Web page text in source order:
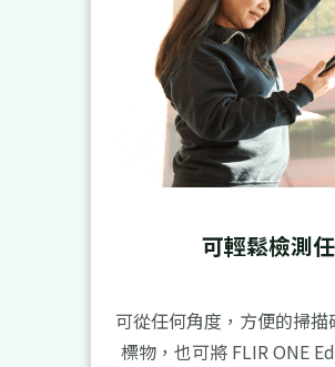
可輕鬆檢測
可從任何角度，方便的掃
標物，也可將 FLIR ONE